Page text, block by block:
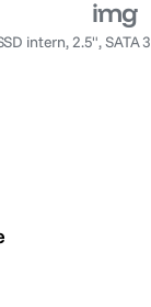
intern, 2.5", SATA